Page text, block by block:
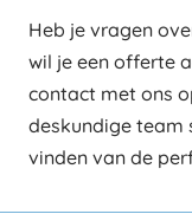
Heb je vragen
wil je een offerte
contact met ons
deskundige team
vinden van de